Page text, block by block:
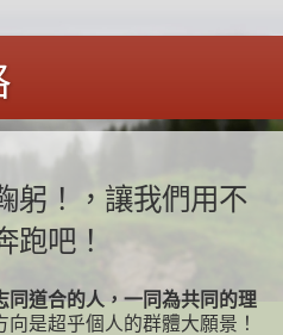
躬！，讓我們用不
跑吧！
同道合的人，一同為共同的理
向是超乎個人的群體大願景！